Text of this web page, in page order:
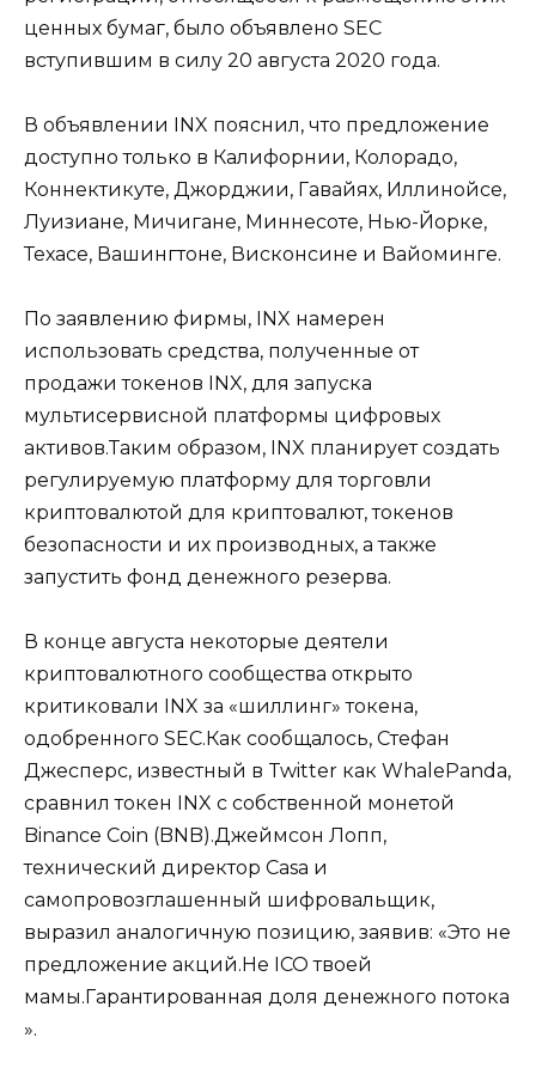
ценных бумаг, было объявлено SEC
вступившим в силу 20 августа 2020 года.
В объявлении INX пояснил, что предложение
доступно только в Калифорнии, Колорадо,
Коннектикуте, Джорджии, Гавайях, Иллинойсе,
Луизиане, Мичигане, Миннесоте, Нью-Йорке,
Техасе, Вашингтоне, Висконсине и Вайоминге.
По заявлению фирмы, INX намерен
использовать средства, полученные от
продажи токенов INX, для запуска
мультисервисной платформы цифровых
активов.Таким образом, INX планирует создать
регулируемую платформу для торговли
криптовалютой для криптовалют, токенов
безопасности и их производных, а также
запустить фонд денежного резерва.
В конце августа некоторые деятели
криптовалютного сообщества открыто
критиковали INX за «шиллинг» токена,
одобренного SEC.Как сообщалось, Стефан
Джесперс, известный в Twitter как WhalePanda,
сравнил токен INX с собственной монетой
Binance Coin (BNB).Джеймсон Лопп,
технический директор Casa и
самопровозглашенный шифровальщик,
выразил аналогичную позицию, заявив: «Это не
предложение акций.Не ICO твоей
мамы.Гарантированная доля денежного потока
».